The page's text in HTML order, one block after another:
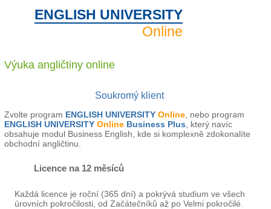
ENGLISH UNIVERSITY
Online
Výuka angličtiny online
Soukromý klient
Zvolte program ENGLISH UNIVERSITY Online , nebo program
ENGLISH UNIVERSITY Online Business Plus , který navíc
obsahuje modul Business English, kde si komplexně zdokonalíte
obchodní angličtinu.
Licence na 12 měsíců
Každá licence je roční (365 dní) a pokrývá studium ve všech
úrovních pokročilosti, od Začátečníků až po Velmi pokročilé.